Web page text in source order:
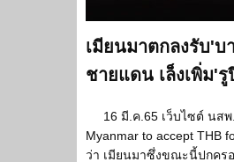
เมียนมาตกลงรับ'บ
ชายแดน เล็งเพิ่ม'
16 มี.ค.65 เว็บไซต์ นส
Myanmar to accept THB
ว่า เมียนมาซึ่งขณะนี้ปกคร